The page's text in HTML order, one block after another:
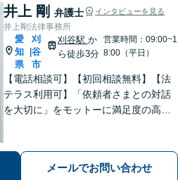
井上 剛 弁護士 インタビューを見る
井上剛法律事務所
愛
知
県
刈
谷
市
刈谷駅 か
ら徒歩3分
営業時間：09:00~1
8:00（平日）
【電話相談可】【初回相談無料】【法
テラス利用可】「依頼者さまとの対話
を大切に」をモットーに満足度の高い
／労働問題／離婚／交通事故など幅広
く対応【夜間・休日面談可】【刈谷駅3
メールでお問い合わせ